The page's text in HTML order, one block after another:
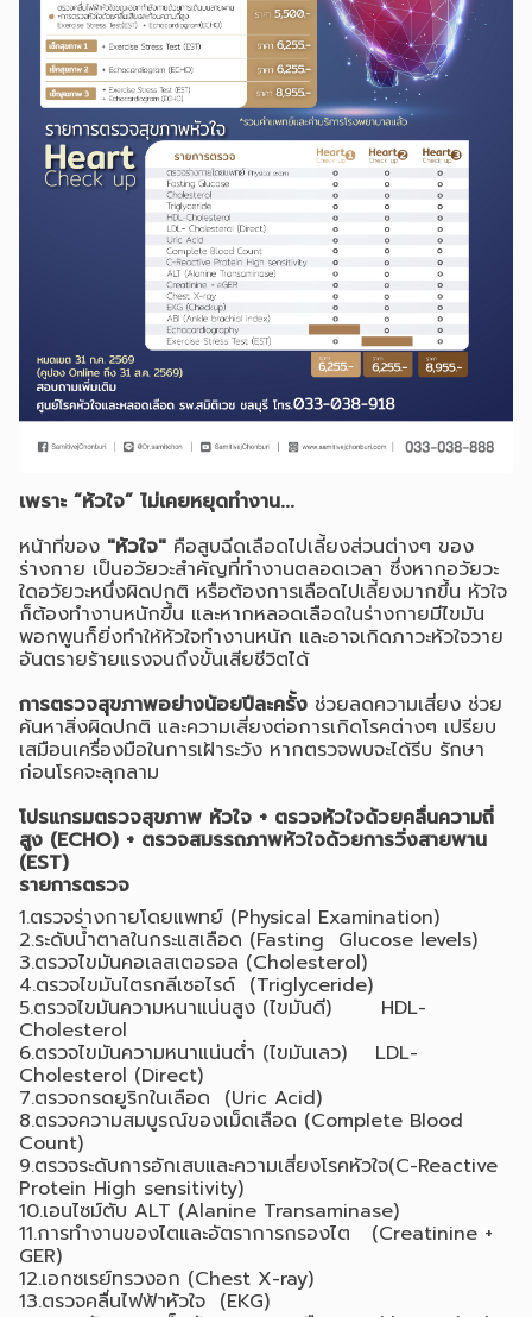
เพราะ “หัวใจ” ไม่เคยหยุดทำงาน...
หน้าที่ของ "หัวใจ" คือสูบฉีดเลือดไปเลี้ยงส่วนต่างๆ ของ
ร่างกาย เป็นอวัยวะสำคัญที่ทำงานตลอดเวลา ซึ่งหากอวัยวะ
ใดอวัยวะหนึ่งผิดปกติ หรือต้องการเลือดไปเลี้ยงมากขึ้น หัวใจ
ก็ต้องทำงานหนักขึ้น และหากหลอดเลือดในร่างกายมีไขมัน
พอกพูนก็ยิ่งทำให้หัวใจทำงานหนัก และอาจเกิดภาวะหัวใจวาย
อันตรายร้ายแรงจนถึงขั้นเสียชีวิตได้
การตรวจสุขภาพอย่างน้อยปีละครั้ง ช่วยลดความเสี่ยง ช่วย
ค้นหาสิ่งผิดปกติ และความเสี่ยงต่อการเกิดโรคต่างๆ เปรียบ
เสมือนเครื่องมือในการเฝ้าระวัง หากตรวจพบจะได้รีบ รักษา
ก่อนโรคจะลุกลาม
โปรแกรมตรวจสุขภาพ หัวใจ + ตรวจหัวใจด้วยคลื่นความถี่
สูง (ECHO) + ตรวจสมรรถภาพหัวใจด้วยการวิ่งสายพาน
(EST)
รายการตรวจ
1.ตรวจร่างกายโดยแพทย์ (Physical Examination)
2.ระดับน้ำตาลในกระแสเลือด (Fasting Glucose levels)
3.ตรวจไขมันคอเลสเตอรอล (Cholesterol)
4.ตรวจไขมันไตรกลีเซอไรด์ (Triglyceride)
5.ตรวจไขมันความหนาแน่นสูง (ไขมันดี) HDL-
Cholesterol
6.ตรวจไขมันความหนาแน่นต่ำ (ไขมันเลว) LDL-
Cholesterol (Direct)
7.ตรวจกรดยูริกในเลือด (Uric Acid)
8.ตรวจความสมบูรณ์ของเม็ดเลือด (Complete Blood
Count)
9.ตรวจระดับการอักเสบและความเสี่ยงโรคหัวใจ(C-Reactive
Protein High sensitivity)
10.เอนไซม์ตับ ALT (Alanine Transaminase)
11.การทำงานของไตและอัตราการกรองไต (Creatinine +
GER)
12.เอกซเรย์ทรวงอก (Chest X-ray)
13.ตรวจคลื่นไฟฟ้าหัวใจ (EKG)